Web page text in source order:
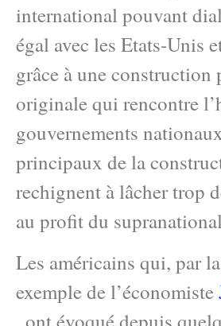
international pouvant
égal avec les Etats-Unis
grâce à une
originale qui rencontre
gouvernements
principaux de la
rechignent à lâcher trop
au profit du
Les américains qui, par
exemple de l’économiste
, ont évoqué depuis